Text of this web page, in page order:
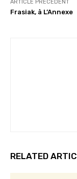
ARTICLE PRÉCÉDENT
Frasiak, à L’Annexe
RELATED